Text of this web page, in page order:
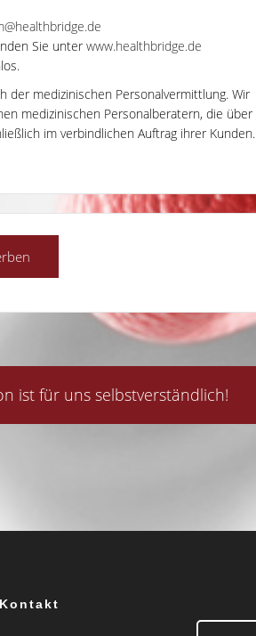
Sie unter www.healthbridge.de
der medizinischen Personalvermittlung. Wir
medizinischen Personalberatern, die über
im verbindlichen Auftrag ihrer Kunden.
ist für uns selbstverständlich!
Kontakt